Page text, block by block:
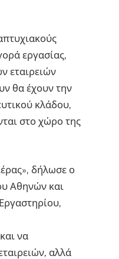
εργασίας,
εταιρειών
θα έχουν την
κλάδου,
στο χώρο της
δήλωσε ο
Αθηνών και
να
αλλά